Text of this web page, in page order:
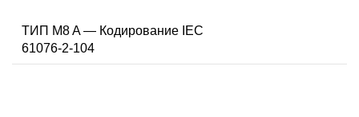
ТИП M8 A — Кодирование IEC
61076-2-104